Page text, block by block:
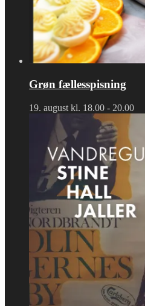
Grøn fællesspisning
19. august kl. 18.00 - 20.00